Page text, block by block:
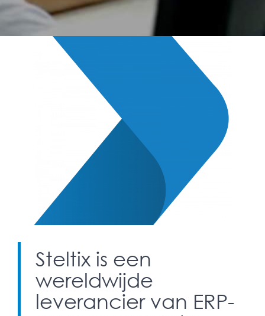
Steltix is een
wereldwijde
leverancier van ERP-